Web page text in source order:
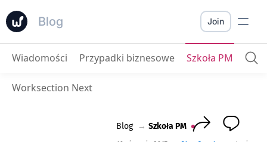
Blog
Wąskie gardło: Jak unikać porażki w biznesie
Join
Wiadomości Przypadki biznesowe Szkoła PM
Worksection Next
Blog → Szkoła PM